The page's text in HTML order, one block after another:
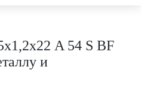
A 54 S BF
и